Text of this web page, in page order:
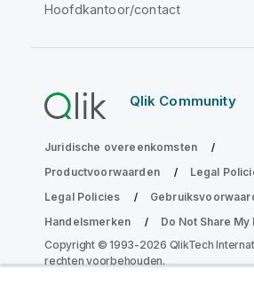
Hoofdkantoor/contact
Qlik Community
Juridische overeenkomsten
Productvoorwaarden
Legal
Legal Policies
Handelsmerken
Do Not Share My
Copyright © 1993-2026 QlikTech
rechten voorbehouden.